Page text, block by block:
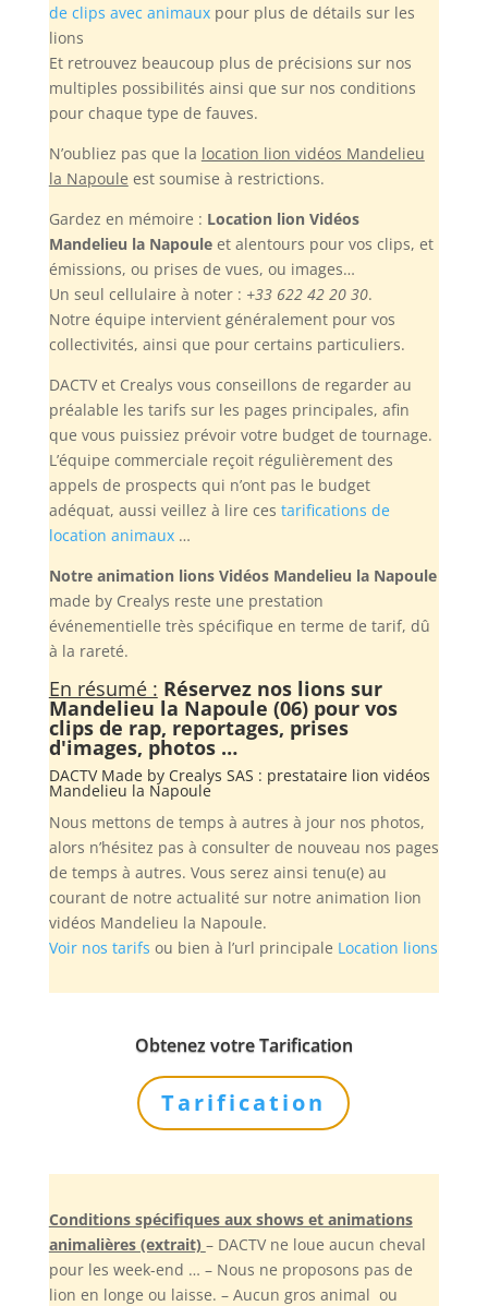
de clips avec animauxpour plus de détails sur les
lions
Et retrouvez beaucoup plus de précisions sur nos
multiples possibilités ainsi que sur nos conditions
pour chaque type de fauves.
N’oubliez pas que la location lion vidéos Mandelieu
la Napoule est soumise à restrictions.
Gardez en mémoire : Location lion Vidéos
Mandelieu la Napouleet alentours pour vos clips, et
émissions, ou prises de vues, ou images…
Un seul cellulaire à noter : +33 622 42 20 30.
Notre équipe intervient généralement pour vos
collectivités, ainsi que pour certains particuliers.
DACTV et Crealys vous conseillons de regarder au
préalable les tarifs sur les pages principales, afin
que vous puissiez prévoir votre budget de tournage.
L’équipe commerciale reçoit régulièrement des
appels de prospects qui n’ont pas le budget
adéquat, aussi veillez à lire ces tarifications de
location animaux…
Notre animation lions Vidéos Mandelieu la Napoule
made by Crealys reste une prestation
événementielle très spécifique en terme de tarif, dû
à la rareté.
En résumé : Réservez nos lions sur
Mandelieu la Napoule (06) pour vos
clips de rap, reportages, prises
d'images, photos …
DACTV Made by Crealys SAS : prestataire lion vidéos
Mandelieu la Napoule
Nous mettons de temps à autres à jour nos photos,
alors n’hésitez pas à consulter de nouveau nos pages
de temps à autres. Vous serez ainsi tenu(e) au
courant de notre actualité sur notre animation lion
vidéos Mandelieu la Napoule.
Voir nos tarifs ou bien à l’url principale Location lions
Obtenez votre Tarification
Tarification
Conditions spécifiques aux shows et animations
animalières (extrait) – DACTV ne loue aucun cheval
pour les week-end … – Nous ne proposons pas de
lion en longe ou laisse. – Aucun gros animal ou